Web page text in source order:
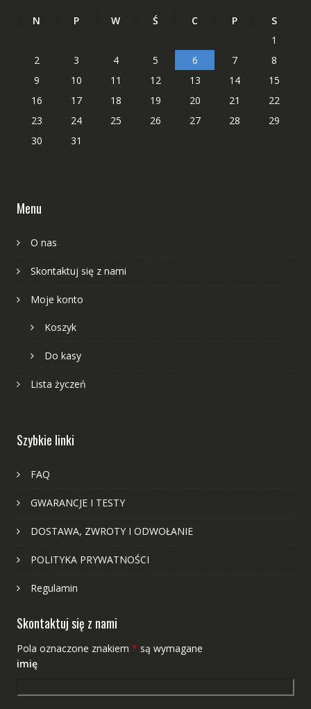
N P W Ś C P
S
1
2
3 4 5 6 7
8
9
10 11 12 13 14
15
16
17 18 19 20 21
22
23
24 25 26 27 28
29
30
31
Menu
O nas
Skontaktuj się z nami
Moje konto
Koszyk
Do kasy
Lista życzeń
Szybkie linki
FAQ
GWARANCJE I TESTY
DOSTAWA, ZWROTY I ODWOŁANIE
POLITYKA PRYWATNOŚCI
Regulamin
Skontaktuj się z nami
Pola oznaczone znakiem * są wymagane
imię